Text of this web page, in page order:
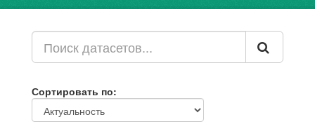
Сортировать по